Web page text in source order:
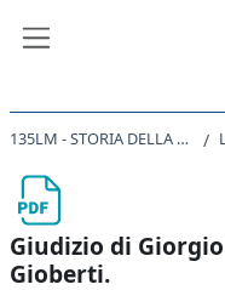
135LM - STORIA DELLA FORMAZIONE DEGLI STATI NAZIONALI NEL XIX SECOLO 2019
Giudizio di
Gioberti.